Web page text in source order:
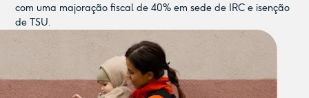
com uma majoração fiscal de 40% em sede de IRC e isenção
de TSU.